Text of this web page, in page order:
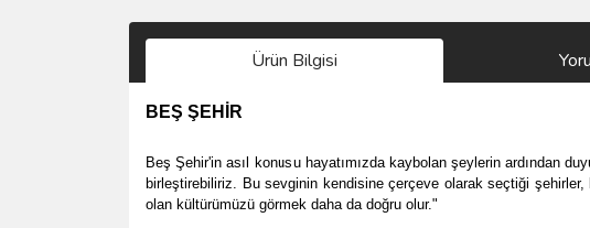
Ürün Bilgisi
BEŞ ŞEHİR
Beş Şehir'in asıl konusu hayatımızda kaybolan şeylerin ardından
birleştirebiliriz. Bu sevginin kendisine çerçeve olarak seçtiği şehirler,
olan kültürümüzü görmek daha da doğru olur."